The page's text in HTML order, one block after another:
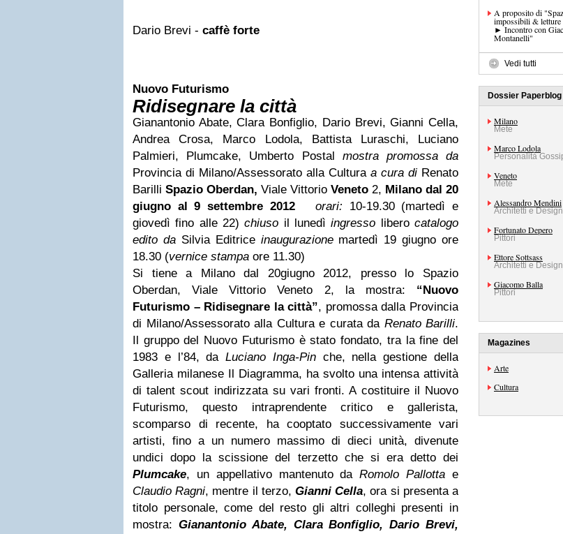
Dario Brevi - caffè forte
Nuovo Futurismo
Ridisegnare la città
Gianantonio Abate, Clara Bonfiglio, Dario Brevi, Gianni Cella,
Andrea Crosa, Marco Lodola, Battista Luraschi, Luciano
Palmieri, Plumcake, Umberto Postal mostra promossa da
Provincia di Milano/Assessorato alla Cultura a cura di Renato
Barilli Spazio Oberdan, Viale Vittorio Veneto 2, Milano dal 20
giugno al 9 settembre 2012
orari: 10-19.30 (martedì e
giovedì fino alle 22) chiuso il lunedì ingresso liberocatalogo
edito daSilvia Editrice inaugurazione martedì 19 giugno ore
18.30 (vernice stampa ore 11.30)
Si tiene a Milano dal 20giugno 2012, presso lo Spazio
Oberdan, Viale Vittorio Veneto 2, la mostra: “Nuovo
Futurismo – Ridisegnare la città”, promossa dalla Provincia
di Milano/Assessorato alla Cultura e curata da Renato Barilli.
Il gruppo del Nuovo Futurismo è stato fondato, tra la fine del
1983 e l’84, daLuciano Inga-Pinche, nella gestione della
Galleria milanese Il Diagramma, ha svolto una intensa attività
di talent scout indirizzata su vari fronti. A costituire il Nuovo
Futurismo, questo intraprendente critico e gallerista,
scomparso di recente, ha cooptato successivamente vari
artisti, fino a un numero massimo di dieci unità, divenute
undici dopo la scissione del terzetto che si era detto dei
Plumcake, un appellativo mantenuto daRomolo Pallotta e
Claudio Ragni, mentre il terzo,Gianni Cella, ora si presenta a
titolo personale, come del resto gli altri colleghi presenti in
mostra: Gianantonio Abate, Clara Bonfiglio, Dario Brevi,
A proposito di
impossibili & letture
► Incontro con
Montanelli"
Vedi tutti
Dossier Paperblog
Milano
Mete
Marco Lodola
Personalità
Veneto
Mete
Alessandro Mendini
Architetti e
Fortunato Depero
Pittori
Ettore Sottsass
Architetti e
Giacomo Balla
Pittori
Magazines
Arte
Cultura